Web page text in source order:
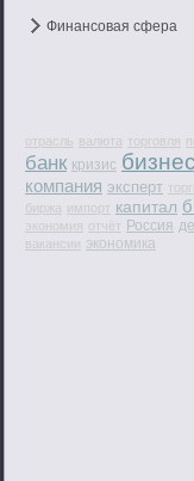
Финансовая сфера
отрасль валюта торговля
банк кризис бизнес
компания эксперт
биржа импорт капитал
экономия отчёт Россия
вакансии экономика